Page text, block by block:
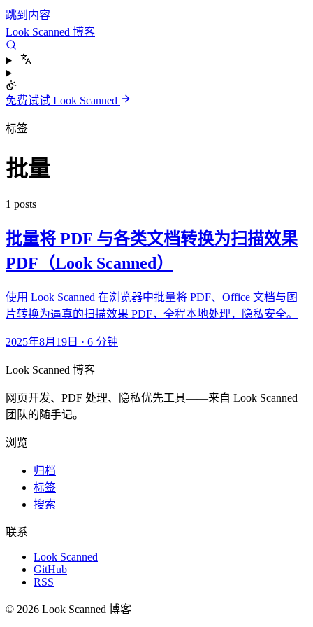
跳到内容
Look Scanned 博客
免费试试 Look Scanned
标签
批量
1 posts
批量将 PDF 与各类文档转换为扫描效果
PDF（Look Scanned）
使用 Look Scanned 在浏览器中批量将 PDF、Office 文档与图
片转换为逼真的扫描效果 PDF，全程本地处理，隐私安全。
2025年8月19日 · 6 分钟
Look Scanned 博客
网页开发、PDF 处理、隐私优先工具——来自 Look Scanned
团队的随手记。
浏览
归档
标签
搜索
联系
Look Scanned
GitHub
RSS
© 2026 Look Scanned 博客